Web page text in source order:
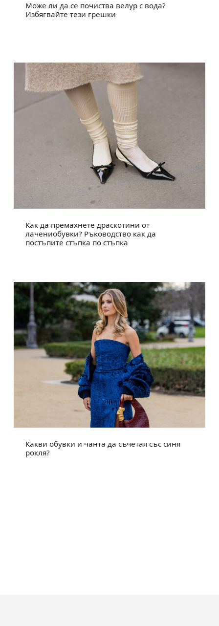
Може ли да се почиства велур с вода?
Избягвайте тези грешки
Как да премахнете драскотини от
лачениобувки? Ръководство как да
постъпите стъпка по стъпка
Какви обувки и чанта да съчетая със синя
рокля?